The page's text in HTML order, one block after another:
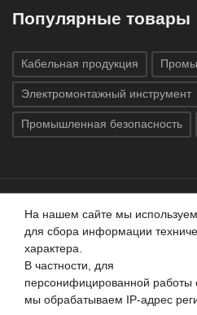
Популярные товары
Кабельная продукция
Электромонтажный инструмент
Промышленная безопасность
Все права защищены © 2020
защищены.Использование
Данный сайт не является
положениями
На нашем сайте мы
для сбора информации
характера.
В частности, для
персонифицированной работы
мы обрабатываем IP-адрес